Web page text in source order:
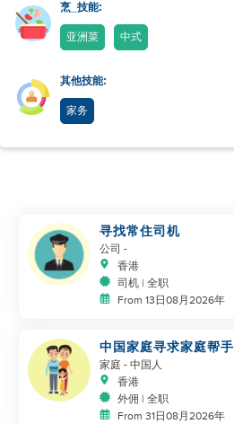
烹_技能:
亚洲菜 中式
其他技能:
家务
寻找常住司机
公司 -
香港
司机 | 全职
From 13日08月2026年
中国家庭寻求家庭帮手
家庭 - 中国人
香港
外佣 | 全职
From 31日08月2026年